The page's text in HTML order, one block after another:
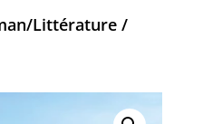
Littérature/